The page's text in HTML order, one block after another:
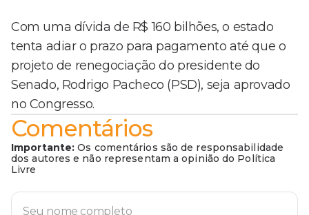
Com uma dívida de R$ 160 bilhões, o estado
tenta adiar o prazo para pagamento até que o
projeto de renegociação do presidente do
Senado, Rodrigo Pacheco (PSD), seja aprovado
no Congresso.
Comentários
Importante: Os comentários são de responsabilidade
dos autores e não representam a opinião do Política
Livre